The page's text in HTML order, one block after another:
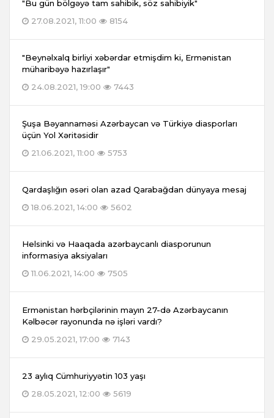
"Bu gün bölgəyə tam sahibik, söz sahibiyik"
27.08.2021, 11:00
8154
"Beynəlxalq birliyi xəbərdar etmişdim ki, Ermənistan
müharibəyə hazırlaşır"
24.08.2021, 19:00
7443
Şuşa Bəyannaməsi Azərbaycan və Türkiyə diasporları
üçün Yol Xəritəsidir
21.06.2021, 11:00
5753
Qardaşlığın əsəri olan azad Qarabağdan dünyaya mesaj
18.06.2021, 14:00
5602
Helsinki və Haaqada azərbaycanlı diasporunun
informasiya aksiyaları
11.06.2021, 14:00
7505
Ermənistan hərbçilərinin mayın 27-də Azərbaycanın
Kəlbəcər rayonunda nə işləri vardı?
29.05.2021, 17:00
7143
23 aylıq Cümhuriyyətin 103 yaşı
28.05.2021, 12:00
5619